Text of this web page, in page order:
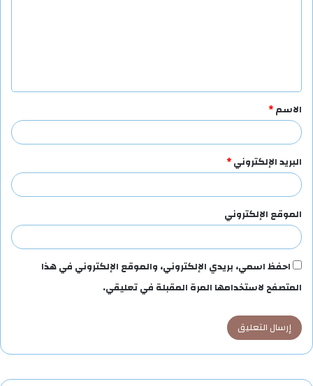
ق
*
الاسم*
البريد الإلكتروني*
الموقع الإلكتروني
احفظ اسمي، بريدي الإلكتروني، والموقع الإلكتروني في هذا
المتصفح لاستخدامها المرة المقبلة في تعليقي.